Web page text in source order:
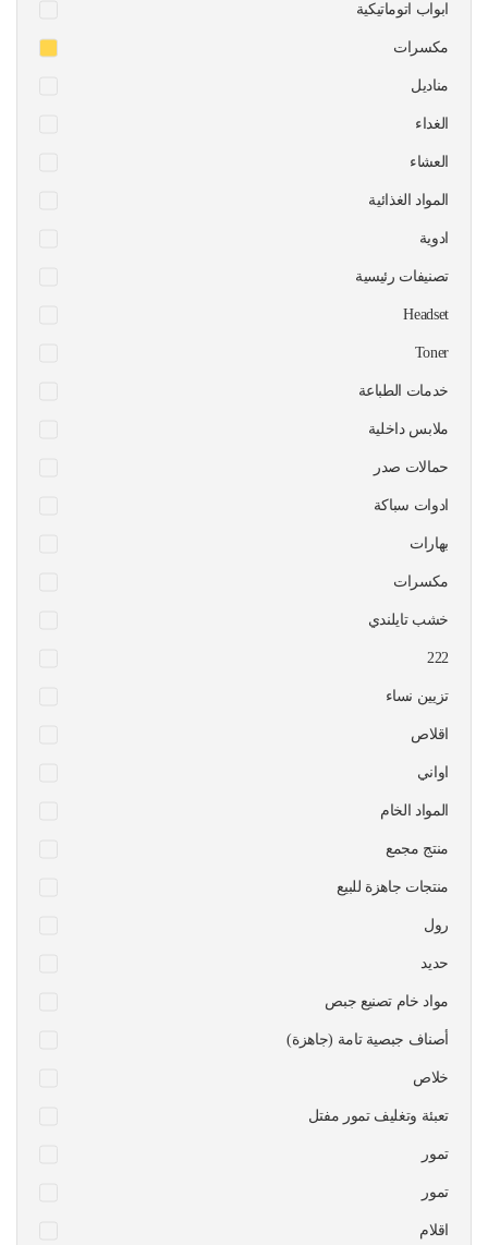
ابواب اتوماتيكية
مكسرات
مناديل
الغداء
العشاء
المواد الغذائية
ادوية
تصنيفات رئيسية
Headset
Toner
خدمات الطباعة
ملابس داخلية
حمالات صدر
ادوات سباكة
بهارات
مكسرات
خشب تايلندي
222
تزيين نساء
اقلاص
اواني
المواد الخام
منتج مجمع
منتجات جاهزة للبيع
رول
حديد
مواد خام تصنيع جبص
أصناف جبصية تامة (جاهزة)
خلاص
تعبئة وتغليف تمور مفتل
تمور
تمور
اقلام